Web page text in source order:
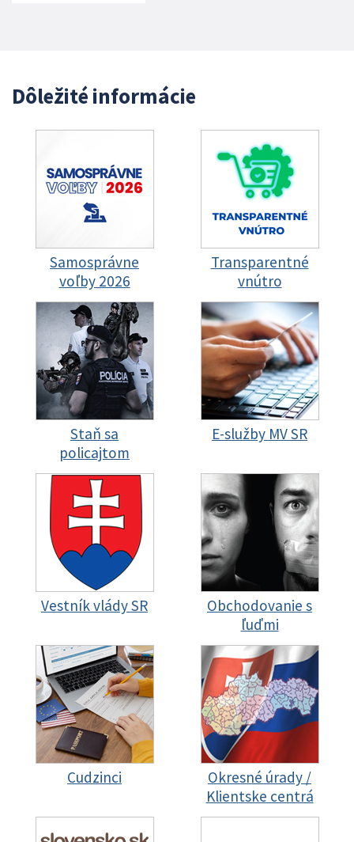
Dôležité informácie
Samosprávne
voľby 2026
Transparentné
vnútro
Staň sa
policajtom
E-služby MV SR
Vestník vlády SR
Obchodovanie s
ľuďmi
Cudzinci
Okresné úrady /
Klientske centrá